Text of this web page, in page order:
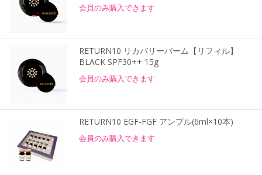
会員のみ購入できます
RETURN10 リカバリーバーム【リフィル】
BLACK SPF30++ 15g
会員のみ購入できます
RETURN10 EGF-FGF アンプル(6ml×10本)
会員のみ購入できます